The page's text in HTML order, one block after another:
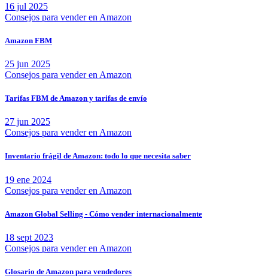
16 jul 2025
Consejos para vender en Amazon
Amazon FBM
25 jun 2025
Consejos para vender en Amazon
Tarifas FBM de Amazon y tarifas de envío
27 jun 2025
Consejos para vender en Amazon
Inventario frágil de Amazon: todo lo que necesita saber
19 ene 2024
Consejos para vender en Amazon
Amazon Global Selling - Cómo vender internacionalmente
18 sept 2023
Consejos para vender en Amazon
Glosario de Amazon para vendedores